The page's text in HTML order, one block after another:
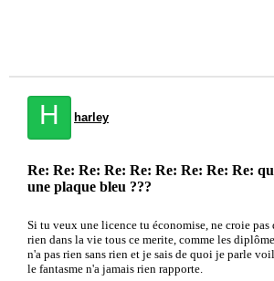
H harley
Re: Re: Re: Re: Re: Re: Re: Re: Re:
une plaque bleu ???
Si tu veux une licence tu économise, ne croie
rien dans la vie tous ce merite, comme les
n'a pas rien sans rien et je sais de quoi je parle
le fantasme n'a jamais rien rapporte.